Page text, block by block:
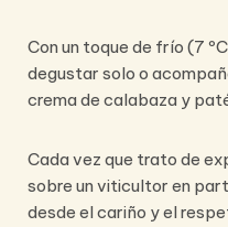
Con un toque de frío (7
degustar solo o
crema de calabaza y
Cada vez que trato de
sobre un viticultor en
desde el cariño y el